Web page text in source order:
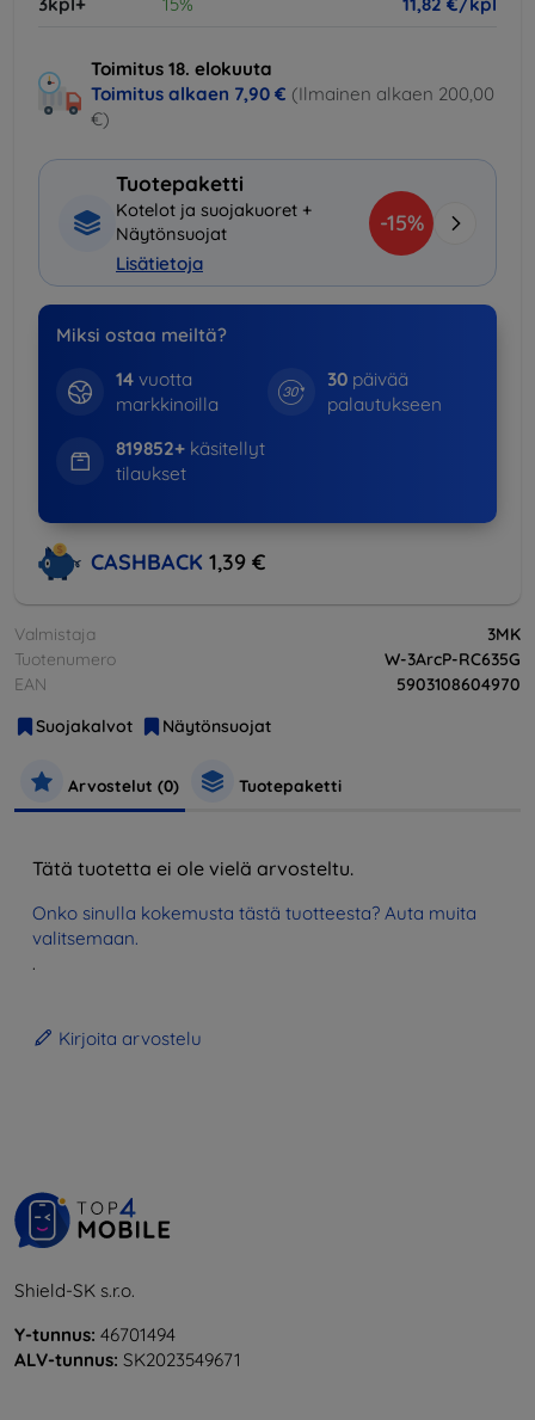
Toimitus 18. elokuuta
Toimitus alkaen 7,90 € (Ilmainen alkaen 200,00
€)
Tuotepaketti
Kotelot ja suojakuoret +
Näytönsuojat
Lisätietoja
-15%
Miksi ostaa meiltä?
14vuotta
markkinoilla
30 päivää
palautukseen
819852+käsitellyt
tilaukset
CASHBACK 1,39 €
Valmistaja
3MK
Tuotenumero
W-3ArcP-RC635G
EAN
5903108604970
Suojakalvot
Näytönsuojat
Arvostelut (0) Tuotepaketti
Tätä tuotetta ei ole vielä arvosteltu.
Onko sinulla kokemusta tästä tuotteesta? Auta muita
valitsemaan.
.
Kirjoita arvostelu
Shield-SK s.r.o.
Y-tunnus: 46701494
ALV-tunnus: SK2023549671